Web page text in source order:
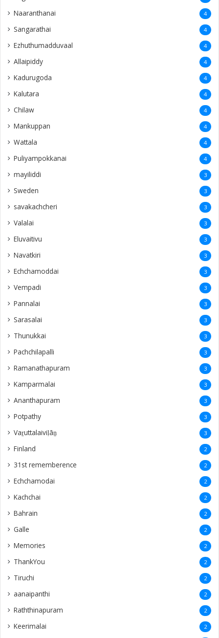
Naaranthanai 4
Sangarathai 4
Ezhuthumadduvaal 4
Allaipiddy 4
Kadurugoda 4
Kalutara 4
Chilaw 4
Mankuppan 4
Wattala 4
Puliyampokkanai 4
mayiliddi 3
Sweden 3
savakachcheri 3
Valalai 3
Eluvaitivu 3
Navatkiri 3
Echchamoddai 3
Vempadi 3
Pannalai 3
Sarasalai 3
Thunukkai 3
Pachchilapalli 3
Ramanathapuram 3
Kamparmalai 3
Ananthapuram 3
‎Potpathy 3
Vaṟuttalaiviḷāṉ 3
Finland 2
31st rememberence 2
Echchamodai 2
Kachchai 2
Bahrain 2
Galle 2
Memories 2
ThankYou 2
Tiruchi 2
aanaipanthi 2
Raththinapuram 2
Keerimalai 2